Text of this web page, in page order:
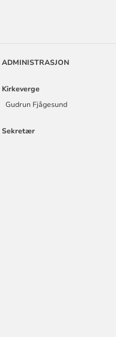
ADMINISTRASJON
Kirkeverge
Gudrun Fjågesund
Sekretær